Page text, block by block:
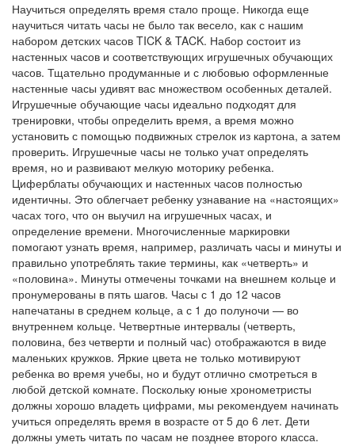
Научиться определять время стало проще. Никогда еще
научиться читать часы не было так весело, как с нашим
набором детских часов TICK & TACK. Набор состоит из
настенных часов и соответствующих игрушечных обучающих
часов. Тщательно продуманные и с любовью оформленные
настенные часы удивят вас множеством особенных деталей.
Игрушечные обучающие часы идеально подходят для
тренировки, чтобы определить время, а время можно
установить с помощью подвижных стрелок из картона, а затем
проверить. Игрушечные часы не только учат определять
время, но и развивают мелкую моторику ребенка.
Циферблаты обучающих и настенных часов полностью
идентичны. Это облегчает ребенку узнавание на «настоящих»
часах того, что он выучил на игрушечных часах, и
определение времени. Многочисленные маркировки
помогают узнать время, например, различать часы и минуты и
правильно употреблять такие термины, как «четверть» и
«половина». Минуты отмечены точками на внешнем кольце и
пронумерованы в пять шагов. Часы с 1 до 12 часов
напечатаны в среднем кольце, а с 1 до полуночи — во
внутреннем кольце. Четвертные интервалы (четверть,
половина, без четверти и полный час) отображаются в виде
маленьких кружков. Яркие цвета не только мотивируют
ребенка во время учебы, но и будут отлично смотреться в
любой детской комнате. Поскольку юные хронометристы
должны хорошо владеть цифрами, мы рекомендуем начинать
учиться определять время в возрасте от 5 до 6 лет. Дети
должны уметь читать по часам не позднее второго класса.